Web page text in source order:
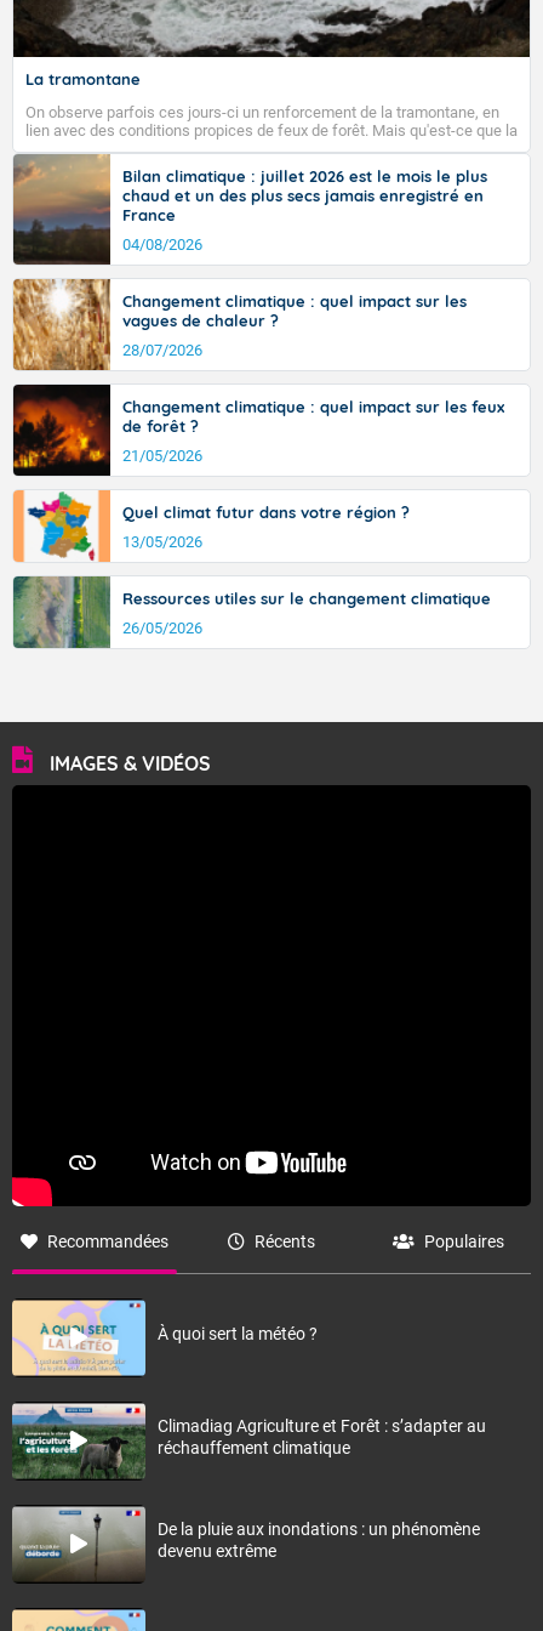
La tramontane
On observe parfois ces jours-ci un renforcement de la tramontane, en
lien avec des conditions propices de feux de forêt. Mais qu'est-ce que la
tramontane ? Quelles sont ses caractéristiques ? La tramontane est un
vent turbulent soufflant de secteur nord-ouest à nord, ou ouest à nord-
ouest, dans un secteur qui part du Roussillon à la vallée de l’Aude et à
l’ouest de l’Hérault. L’étymologie de ce vent vient du latin trasmontanus,
signifiant au-delà des monts, en allusion aux régions montagneuses
d’où provient ce vent.
Bilan climatique : juillet 2026 est le mois le plus
chaud et un des plus secs jamais enregistré en
France
04/08/2026
Changement climatique : quel impact sur les
vagues de chaleur ?
28/07/2026
Changement climatique : quel impact sur les feux
de forêt ?
21/05/2026
Quel climat futur dans votre région ?
13/05/2026
Ressources utiles sur le changement climatique
26/05/2026
IMAGES & VIDÉOS
Recommandées Récents Populaires
À quoi sert la météo ?
Climadiag Agriculture et Forêt : s’adapter au
réchauffement climatique
De la pluie aux inondations : un phénomène
devenu extrême